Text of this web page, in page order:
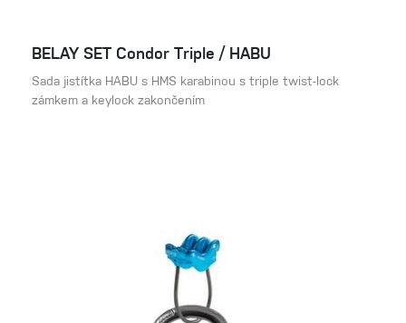
BELAY SET Condor Triple / HABU
Sada jistítka HABU s HMS karabinou s triple twist-lock
zámkem a keylock zakončením